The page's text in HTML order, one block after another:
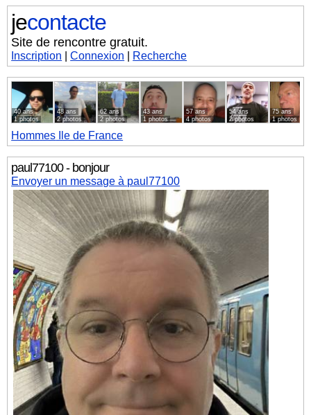
jecontacte
Site de rencontre gratuit.
Inscription |Connexion Recherche
40 ans
1 photos
48 ans
2 photos
62 ans
2 photos
43 ans
1 photos
57 ans
4 photos
54 ans
2 photos
75 ans
1 photos
Hommes Ile de France
paul77100 - bonjour
Envoyer un message à paul77100